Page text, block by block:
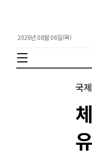
2026년 08월 06일(목)
국제